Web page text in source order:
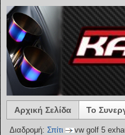
Αρχική Σελίδα Το
Διαδρομή: Σπίτι vw golf 5